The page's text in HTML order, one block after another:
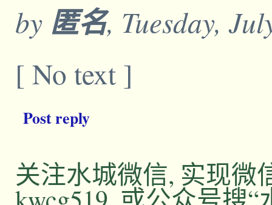
by 匿名, Tuesday,
[ No text ]
Post reply
关注水城微信, 实现微